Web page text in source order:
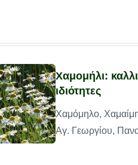
Χαμομήλι:
ιδιότητες
Χαμόμηλο,
Αγ. Γεωργίου,